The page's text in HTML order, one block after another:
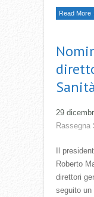
Read More
29
Rassegna
Il
Roberto
direttori
seguito un